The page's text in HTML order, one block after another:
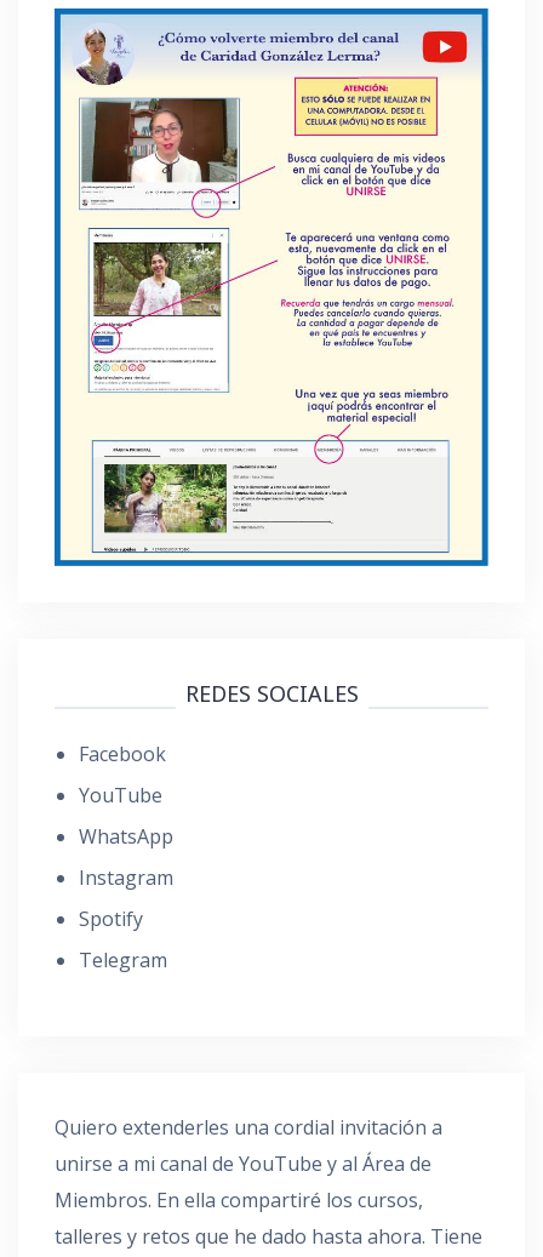
REDES SOCIALES
Facebook
YouTube
WhatsApp
Instagram
Spotify
Telegram
Quiero extenderles una cordial invitación a
unirse a mi canal de YouTube y al Área de
Miembros. En ella compartiré los cursos,
talleres y retos que he dado hasta ahora. Tiene